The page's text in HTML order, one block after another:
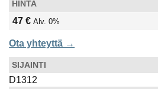
HINTA
47 € Alv. 0%
Ota yhteyttä →
SIJAINTI
D1312